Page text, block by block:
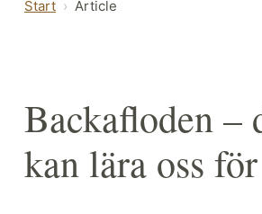
Start Article
Backafloden –
kan lära oss